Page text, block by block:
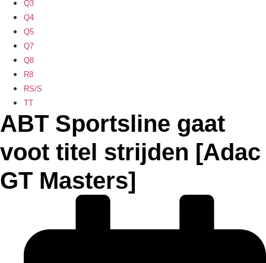
Q3
Q4
Q5
Q7
Q8
R8
RS/S
TT
ABT Sportsline gaat
voot titel strijden [Adac
GT Masters]